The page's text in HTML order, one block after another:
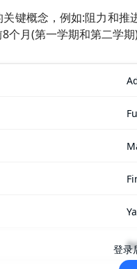
键概念，例如:阻力和
个月(第一学期和第二学
登录